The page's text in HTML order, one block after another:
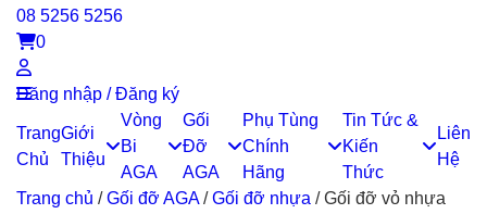
08 5256 5256
0
Đăng nhập / Đăng ký
Trang
Chủ
Giới
Thiệu
Vòng
Bi
AGA
Gối
Đỡ
AGA
Phụ Tùng
Chính
Hãng
Tin Tức &
Kiến
Thức
Liên
Hệ
Trang chủ /Gối đỡ AGA/Gối đỡ nhựa /Gối đỡ vỏ nhựa